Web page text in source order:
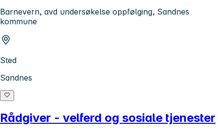
Barnevern, avd undersøkelse oppfølging, Sandnes
kommune
Sted
Sandnes
Rådgiver - velferd og sosiale tjenester